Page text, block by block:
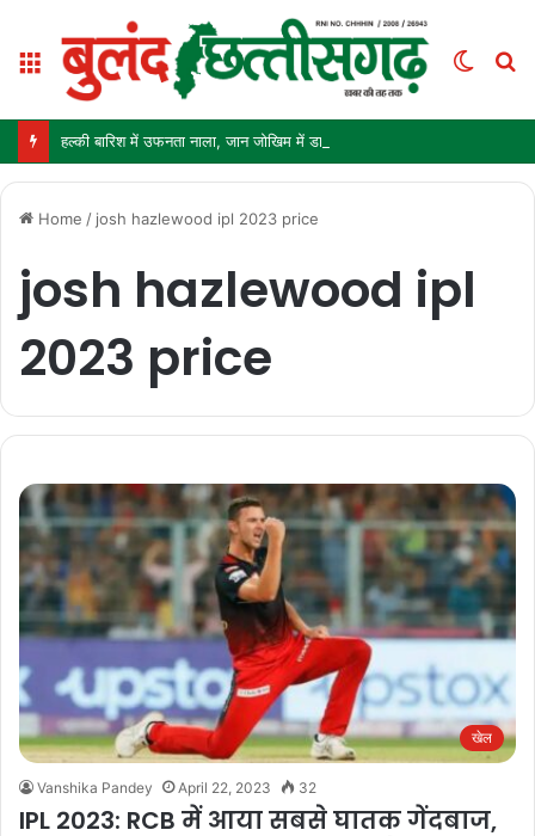
Menu
Switch
Home / josh hazlewood ipl 2023 price
josh hazlewood ipl
2023 price
खेल
Vanshika Pandey April 22, 2023 32
IPL 2023: RCB में आया सबसे घातक गेंदबाज,